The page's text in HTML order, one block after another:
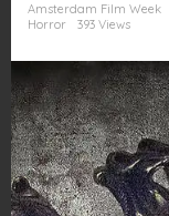
Amsterdam Film Week
Horror
393 Views